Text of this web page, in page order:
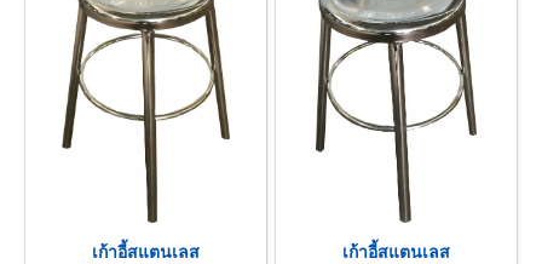
เก้าอี้สแตนเลส เก้าอี้สแตนเลส